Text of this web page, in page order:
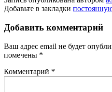
Добавьте в закладки
Добавить комментарий
Ваш адрес email не будет
помечены *
Комментарий *